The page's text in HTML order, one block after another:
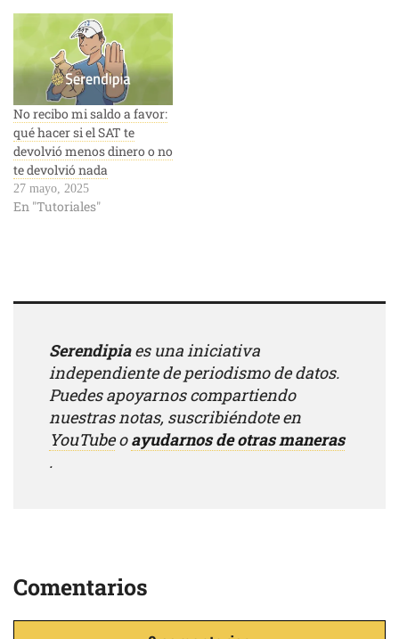
No recibo mi saldo a favor:
qué hacer si el SAT te
devolvió menos dinero o no
te devolvió nada
27 mayo, 2025
En "Tutoriales"
Serendipiaes una iniciativa
independiente de periodismo de datos.
Puedes apoyarnos compartiendo
nuestras notas, suscribiéndote en
YouTubeoayudarnos de otras maneras
.
Comentarios